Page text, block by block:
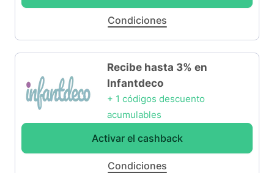
Condiciones
Recibe hasta 3% en
Infantdeco
+ 1 códigos descuento
acumulables
Activar el cashback
Condiciones